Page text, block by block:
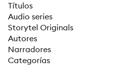
Títulos
Audio series
Storytel Originals
Autores
Narradores
Categorías